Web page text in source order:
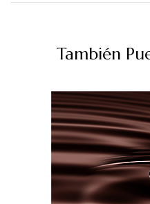
También